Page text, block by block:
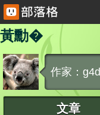
黃勳�
作家：
文章